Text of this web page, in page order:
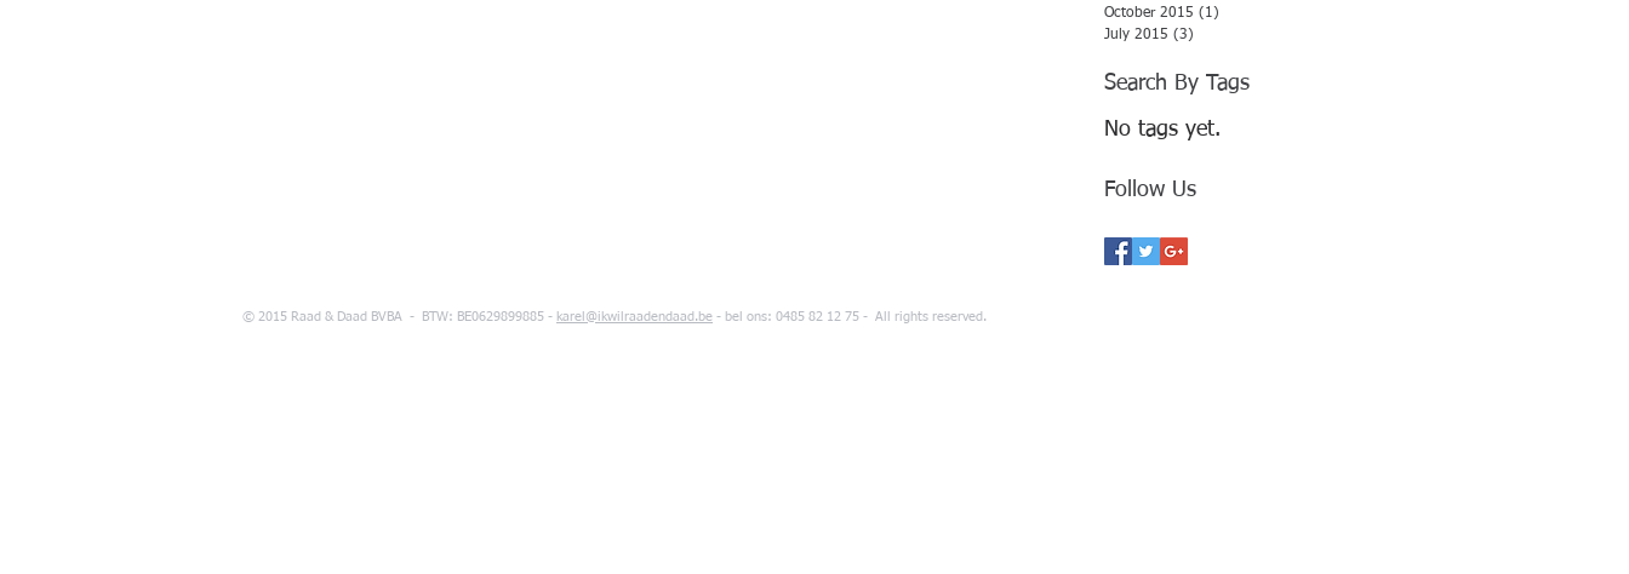
October 2015 (1)
July 2015 (3)
Search By Tags
No tags yet.
Follow Us
© 2015 Raad & Daad BVBA - BTW: BE0629899885 - karel@ikwilraadendaad.be - bel ons: 0485 82 12 75 - All rights reserved.